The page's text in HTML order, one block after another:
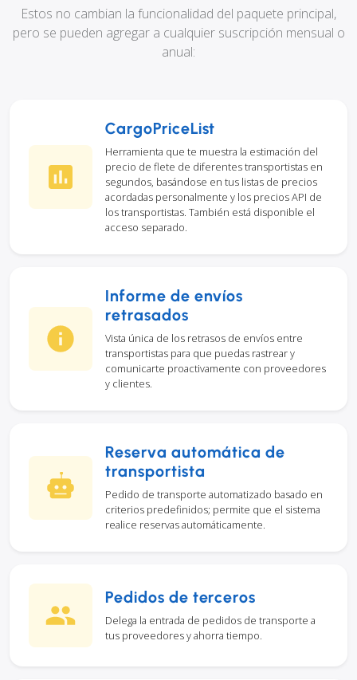
Estos no cambian la funcionalidad del paquete principal,
pero se pueden agregar a cualquier suscripción mensual o
anual:
CargoPriceList
Herramienta que te muestra la estimación del
precio de flete de diferentes transportistas en
segundos, basándose en tus listas de precios
acordadas personalmente y los precios API de
los transportistas. También está disponible el
acceso separado.
Informe de envíos
retrasados
Vista única de los retrasos de envíos entre
transportistas para que puedas rastrear y
comunicarte proactivamente con proveedores
y clientes.
Reserva automática de
transportista
Pedido de transporte automatizado basado en
criterios predefinidos; permite que el sistema
realice reservas automáticamente.
Pedidos de terceros
Delega la entrada de pedidos de transporte a
tus proveedores y ahorra tiempo.